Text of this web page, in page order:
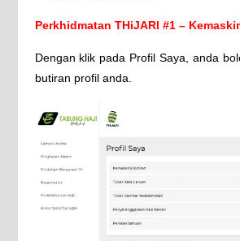
Perkhidmatan THiJARI #1 –
Dengan klik pada Profil Saya, anda
butiran profil anda.